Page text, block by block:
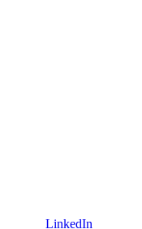
LinkedIn